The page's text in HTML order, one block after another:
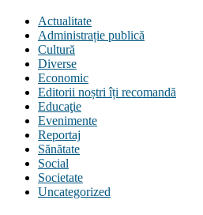
Actualitate
Administrație publică
Cultură
Diverse
Economic
Editorii noștri îți recomandă
Educaţie
Evenimente
Reportaj
Sănătate
Social
Societate
Uncategorized